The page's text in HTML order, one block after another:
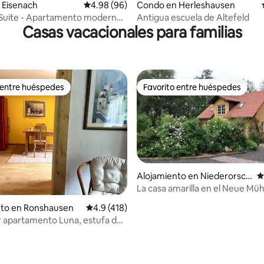
de 5, 108 reseñasCalificación promedio: 4.98 de 5, 96 reseñas
4.98 (96)
- Apartamento moderno
Condo en Herleshausen
Antigua escuela de Altefeld
Casas vacacionales para familias
huéspedes
huéspedes
en Ronshausen Calificación promedio: 4.9 de 5, 418 reseñas
4.9 (418)
Luna, estufa de
Favorito entre huéspedes
Favorito entre huéspedes
Alojamiento en Niederorsch
el
La casa amarilla en el Neue